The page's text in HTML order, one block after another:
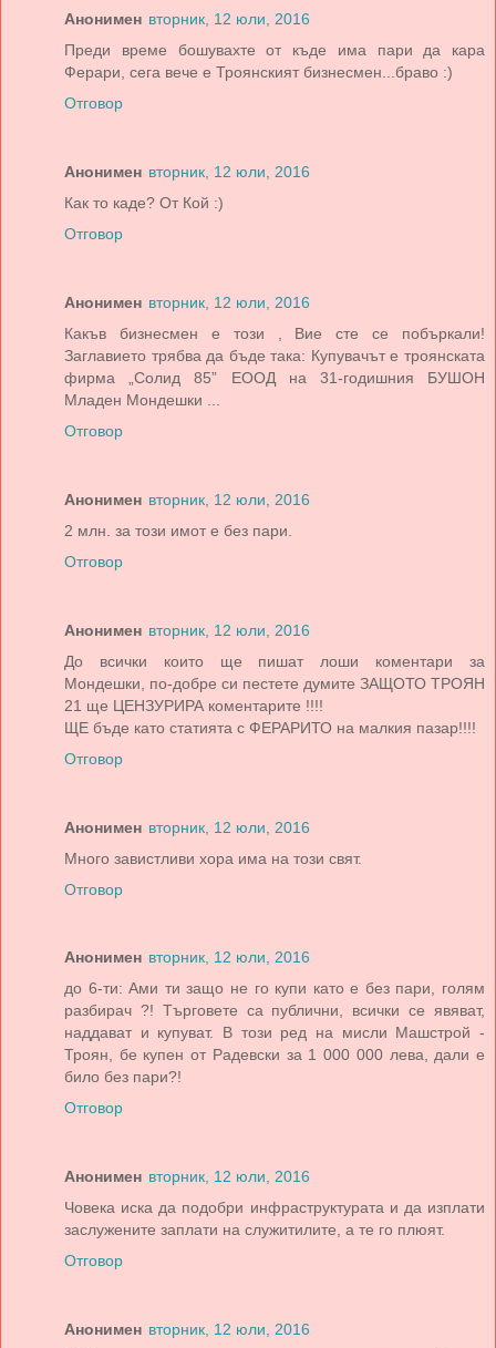
Анонимен вторник, 12 юли, 2016
Преди време бошувахте от къде има пари да кара
Ферари, сега вече е Троянският бизнесмен...браво :)
Отговор
Анонимен вторник, 12 юли, 2016
Как то каде? От Кой :)
Отговор
Анонимен вторник, 12 юли, 2016
Какъв бизнесмен е този , Вие сте се побъркали!
Заглавието трябва да бъде така: Купувачът е троянската
фирма „Солид 85” ЕООД на 31-годишния БУШОН
Младен Мондешки ...
Отговор
Анонимен вторник, 12 юли, 2016
2 млн. за този имот е без пари.
Отговор
Анонимен вторник, 12 юли, 2016
До всички които ще пишат лоши коментари за
Мондешки, по-добре си пестете думите ЗАЩОТО ТРОЯН
21 ще ЦЕНЗУРИРА коментарите !!!!
ЩЕ бъде като статията с ФЕРАРИТО на малкия пазар!!!!
Отговор
Анонимен вторник, 12 юли, 2016
Много завистливи хора има на този свят.
Отговор
Анонимен вторник, 12 юли, 2016
до 6-ти: Ами ти защо не го купи като е без пари, голям
разбирач ?! Търговете са публични, всички се явяват,
наддават и купуват. В този ред на мисли Машстрой -
Троян, бе купен от Радевски за 1 000 000 лева, дали е
било без пари?!
Отговор
Анонимен вторник, 12 юли, 2016
Човека иска да подобри инфраструктурата и да изплати
заслужените заплати на служитилите, а те го плюят.
Отговор
Анонимен вторник, 12 юли, 2016